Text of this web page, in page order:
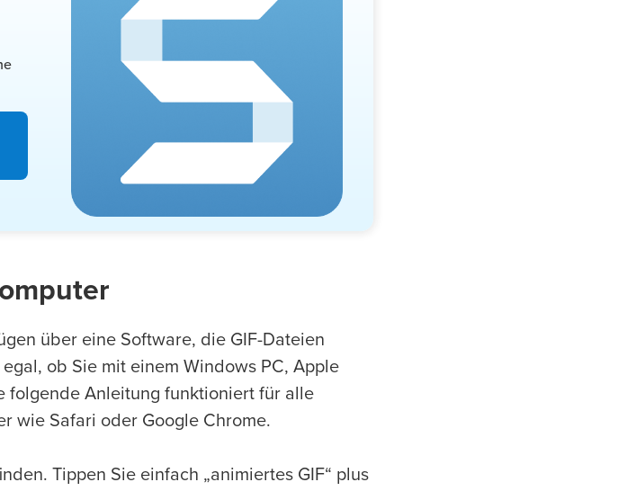
über eine Software, die GIF-Dateien
ob Sie mit einem Windows PC, Apple
folgende Anleitung funktioniert für alle
wie Safari oder Google Chrome.
Tippen Sie einfach „animiertes GIF“ plus